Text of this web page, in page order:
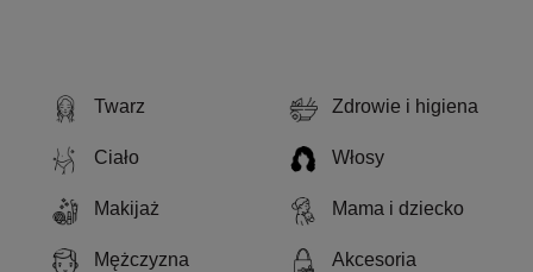
Twarz Zdrowie i higiena
Ciało Włosy
Makijaż Mama i dziecko
Mężczyzna Akcesoria